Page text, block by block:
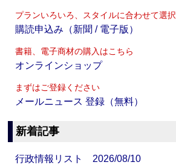
プランいろいろ、スタイルに合わせて選択
購読申込み（新聞 / 電子版）
書籍、電子商材の購入はこちら
オンラインショップ
まずはご登録ください
メールニュース 登録（無料）
新着記事
行政情報リスト 2026/08/10